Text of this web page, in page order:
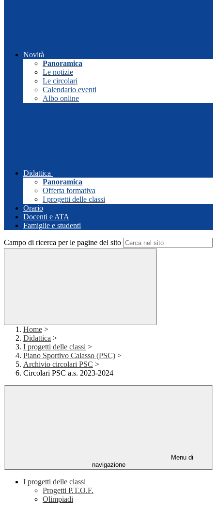
Novità
Panoramica
Le notizie
Le circolari
Calendario eventi
Albo online
Didattica
Panoramica
Offerta formativa
I progetti delle classi
Orario
Docenti e ATA
Famiglie e studenti
Campo di ricerca per le pagine del sito
Home >
Didattica >
I progetti delle classi >
Piano Sportivo Calasso (PSC) >
Archivio circolari PSC >
Circolari PSC a.s. 2023-2024
Menu di
navigazione
I progetti delle classi
Progetti P.T.O.F.
Olimpiadi